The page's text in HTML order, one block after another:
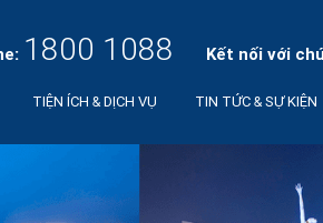
1800 1088 Kết nối với
TIỆN ÍCH & DỊCH VỤ TIN TỨC & SỰ KIỆN